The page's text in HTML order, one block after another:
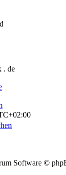
. de
Software ©